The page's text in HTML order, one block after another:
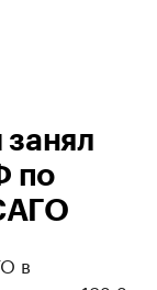
по
в